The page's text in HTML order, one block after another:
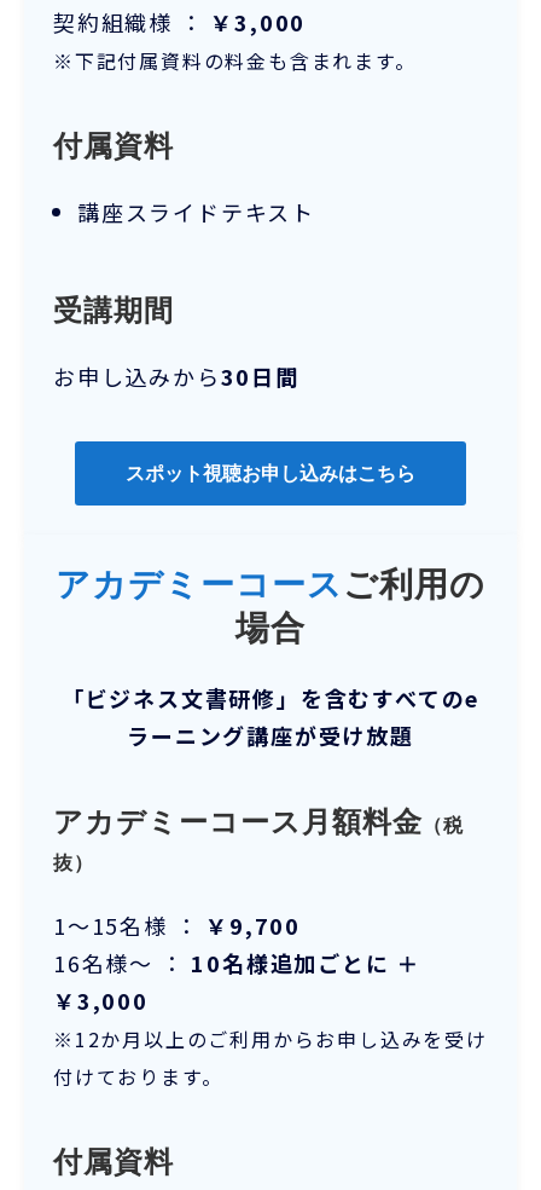
契約組織様 ： ￥3,000
※下記付属資料の料金も含まれます。
付属資料
講座スライドテキスト
受講期間
お申し込みから30日間
スポット視聴お申し込みはこちら
アカデミーコース ご利用の
場合
「ビジネス文書研修」を含むすべてのe
ラーニング講座が受け放題
アカデミーコース月額料金 （税
抜）
1～15名様 ：
￥9,700
16名様～ ： 10名様追加ごとに ＋
￥3,000
※12か月以上のご利用からお申し込みを受け
付けております。
付属資料